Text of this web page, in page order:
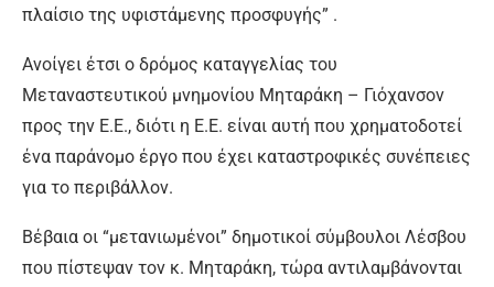
πλαίσιο της υφιστάμενης προσφυγής” .
Ανοίγει έτσι ο δρόμος καταγγελίας του
Μεταναστευτικού μνημονίου Μηταράκη – Γιόχανσον
προς την Ε.Ε., διότι η Ε.Ε. είναι αυτή που χρηματοδοτεί
ένα παράνομο έργο που έχει καταστροφικές συνέπειες
για το περιβάλλον.
Βέβαια οι “μετανιωμένοι” δημοτικοί σύμβουλοι Λέσβου
που πίστεψαν τον κ. Μηταράκη, τώρα αντιλαμβάνονται